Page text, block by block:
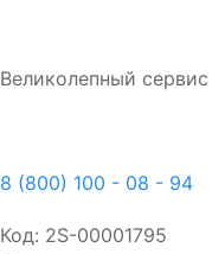
Великолепный сервис
8 (800) 100 - 08 - 94
Код: 2S-00001795